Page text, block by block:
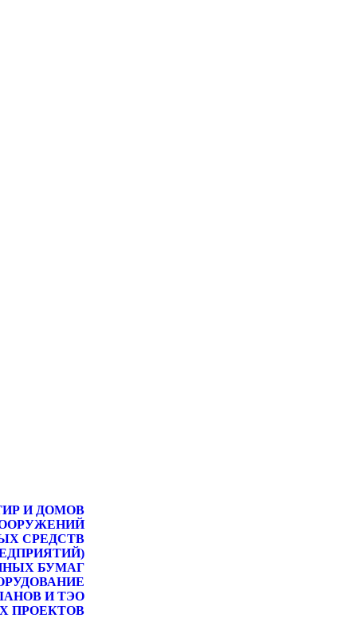
И ДОМОВ
СРЕДСТВ
БУМАГ
И ТЭО
ПРОЕКТОВ